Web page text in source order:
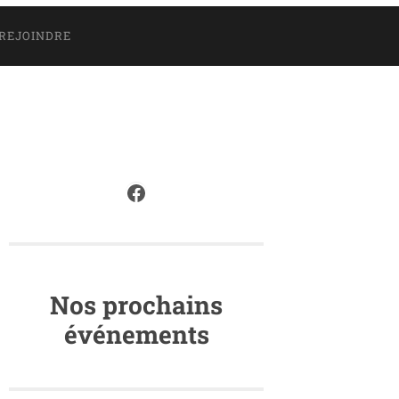
Facebook
Nos prochains
événements